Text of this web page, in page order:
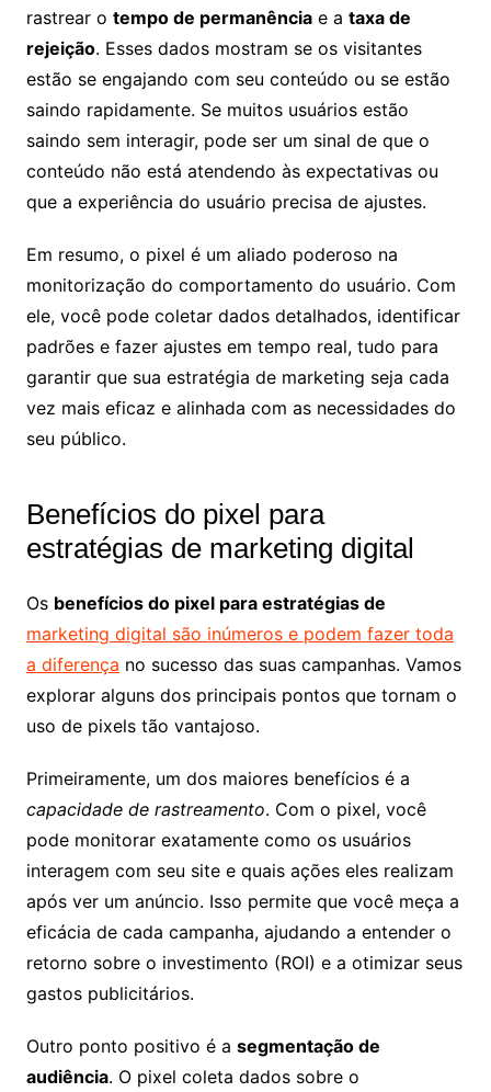
rastrear o tempo de permanênciae a taxa de
rejeição. Esses dados mostram se os visitantes
estão se engajando com seu conteúdo ou se estão
saindo rapidamente. Se muitos usuários estão
saindo sem interagir, pode ser um sinal de que o
conteúdo não está atendendo às expectativas ou
que a experiência do usuário precisa de ajustes.
Em resumo, o pixel é um aliado poderoso na
monitorização do comportamento do usuário. Com
ele, você pode coletar dados detalhados, identificar
padrões e fazer ajustes em tempo real, tudo para
garantir que sua estratégia de marketing seja cada
vez mais eficaz e alinhada com as necessidades do
seu público.
Benefícios do pixel para
estratégias de marketing digital
Os benefícios do pixel para estratégias de
marketing digital são inúmeros e podem fazer toda
a diferença no sucesso das suas campanhas. Vamos
explorar alguns dos principais pontos que tornam o
uso de pixels tão vantajoso.
Primeiramente, um dos maiores benefícios é a
capacidade de rastreamento. Com o pixel, você
pode monitorar exatamente como os usuários
interagem com seu site e quais ações eles realizam
após ver um anúncio. Isso permite que você meça a
eficácia de cada campanha, ajudando a entender o
retorno sobre o investimento (ROI) e a otimizar seus
gastos publicitários.
Outro ponto positivo é a segmentação de
audiência. O pixel coleta dados sobre o